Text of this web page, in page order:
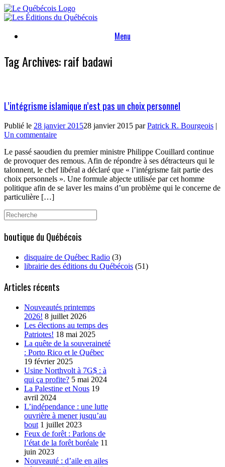
Skip
to
Menu
Tag Archives:raif badawi
L’intégrisme islamique n’est pas un choix personnel
Publié le 28 janvier 201528 janvier 2015 parPatrick R. Bourgeois |
Un commentaire
Le passé saoudien du premier ministre Philippe Couillard continue
de provoquer des remous. Afin de répondre à ses détracteurs qui le
talonnent, le chef libéral a déclaré que « l’intégrisme fait partie des
choix personnels ». Une formule abjecte utilisée par cet homme
politique afin de se laver les mains d’un problème qui le concerne de
particulière […]
Search
for:
boutique du Québécois
disquaire de Québec Radio (3)
librairie des éditions du Québécois (51)
Articles récents
Nouveautés printemps
2026! 8 juillet 2026
Les élections au temps des
Patriotes! 18 mai 2025
La quête de la souveraineté
: Porto Rico et le Québec
19 février 2025
Usine Northvolt à 7G$ : à
qui ça profite? 5 mai 2024
La Palestine et Nous 19
avril 2024
L’indépendance : une lutte
ouvrière à mener jusqu’au
bout 1 juillet 2023
Feux de forêt : Parlons de
l’état de la forêt boréale 11
juin 2023
Nouveauté : d’aile en ailes